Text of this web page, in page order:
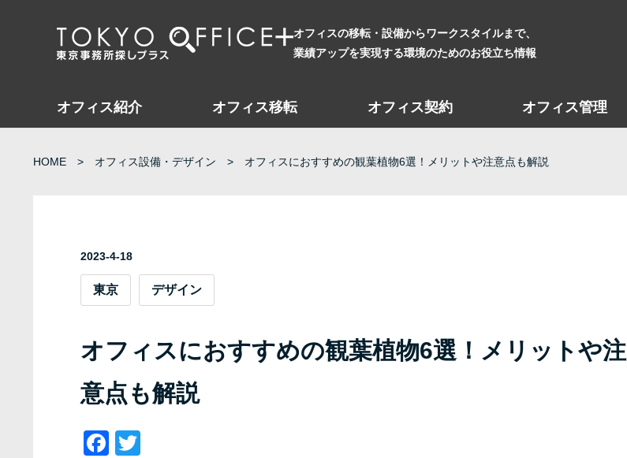
オフィスの移転・設備からワークスタイルまで、
業績アップを実現する環境のためのお役立ち情報
オフィス紹介 オフィス移転 オフィス契約 オフィス管理
HOME オフィス設備・デザイン オフィスにおすすめの観葉植物6選！メリットや注意点も解説
2023-4-18
東京 デザイン
オフィスにおすすめの観葉植物6選！メリットや注
意点も解説
Facebook